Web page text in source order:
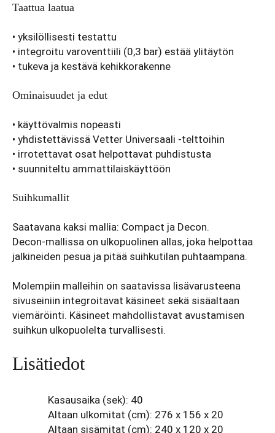
Taattua laatua
• yksilöllisesti testattu
• integroitu varoventtiili (0,3 bar) estää ylitäytön
• tukeva ja kestävä kehikkorakenne
Ominaisuudet ja edut
• käyttövalmis nopeasti
• yhdistettävissä Vetter Universaali -telttoihin
• irrotettavat osat helpottavat puhdistusta
• suunniteltu ammattilaiskäyttöön
Suihkumallit
Saatavana kaksi mallia: Compact ja Decon.
Decon-mallissa on ulkopuolinen allas, joka helpottaa
jalkineiden pesua ja pitää suihkutilan puhtaampana.
Molempiin malleihin on saatavissa lisävarusteena
sivuseiniin integroitavat käsineet sekä sisäaltaan
viemäröinti. Käsineet mahdollistavat avustamisen
suihkun ulkopuolelta turvallisesti.
Lisätiedot
Kasausaika (sek): 40
Altaan ulkomitat (cm): 276 x 156 x 20
Altaan sisämitat (cm): 240 x 120 x 20